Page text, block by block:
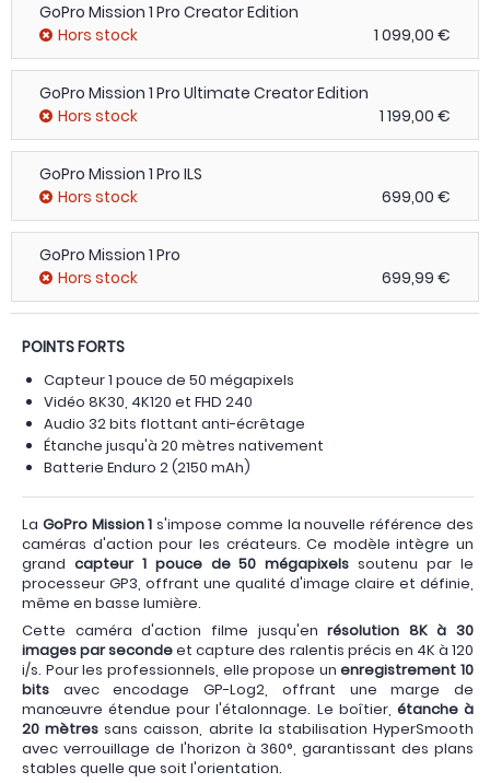
GoPro Mission 1 Pro Creator Edition
Hors stock
1 099,00 €
GoPro Mission 1 Pro Ultimate Creator Edition
Hors stock
1 199,00 €
GoPro Mission 1 Pro ILS
Hors stock
699,00 €
GoPro Mission 1 Pro
Hors stock
699,99 €
POINTS FORTS
Capteur 1 pouce de 50 mégapixels
Vidéo 8K30, 4K120 et FHD 240
Audio 32 bits flottant anti-écrêtage
Étanche jusqu'à 20 mètres nativement
Batterie Enduro 2 (2150 mAh)
La GoPro Mission 1 s'impose comme la nouvelle référence des
caméras d'action pour les créateurs. Ce modèle intègre un
grand capteur 1 pouce de 50 mégapixels soutenu par le
processeur GP3, offrant une qualité d'image claire et définie,
même en basse lumière.
Cette caméra d'action filme jusqu'enrésolution 8K à 30
images par secondeet capture des ralentis précis en 4K à 120
i/s. Pour les professionnels, elle propose unenregistrement 10
bits avec encodage GP-Log2, offrant une marge de
manœuvre étendue pour l'étalonnage. Le boîtier, étanche à
20 mètres sans caisson, abrite la stabilisation HyperSmooth
avec verrouillage de l'horizon à 360°, garantissant des plans
stables quelle que soit l'orientation.